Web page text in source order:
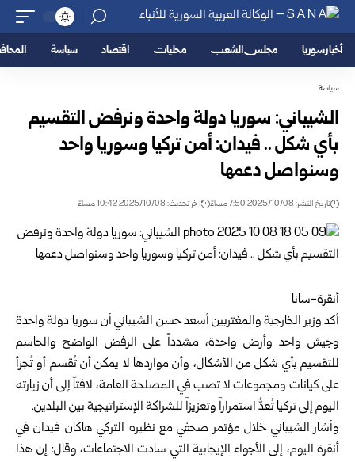
أخبار سوريا مجلس الشعب محليات اقتصاد سياسة
سياسة
الشيباني: سوريا دولة واحدة ونرفض التقسيم
بأي شكل .. فيدان: أمن تركيا وسوريا واحد
وسنواصل دعمها
تاريخ النشر: 2025/10/08 7:50 مساءً اخر تحديث: 2025/10/08 10:42 مساءً
أنقرة-سانا
أكد وزير الخارجية والمغتربين أسعد حسن الشيباني أن سوريا دولة واحدة
وجيش واحد وأرض واحدة، مشدداً على الرفض الواضح والحاسم
للتقسيم بأي شكل من الأشكال، وأن مواردها لا يمكن أن تُقسم أو تُجزأ
على كيانات ومجموعات لا تصب في المصلحة العامة، لافتاً إلى أن زيارته
اليوم إلى تركيا تُعدُّ استمراراً وتعزيزاً للشراكة الإستراتيجية بين البلدين.
وأشار الشيباني خلال مؤتمر صحفي مع نظيره التركي هاكان فيدان في
أنقرة اليوم، إلى الأجواء الإيجابية التي سادت الاجتماعات، وقال: إن هذا